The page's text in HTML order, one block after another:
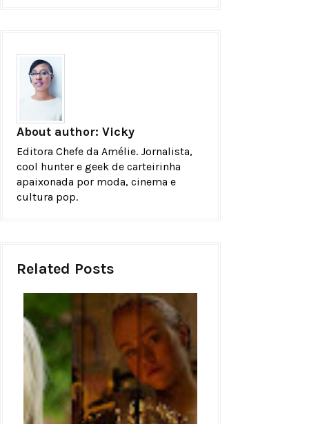
About author: Vicky
Editora Chefe da Amélie. Jornalista,
cool hunter e geek de carteirinha
apaixonada por moda, cinema e
cultura pop.
Related Posts